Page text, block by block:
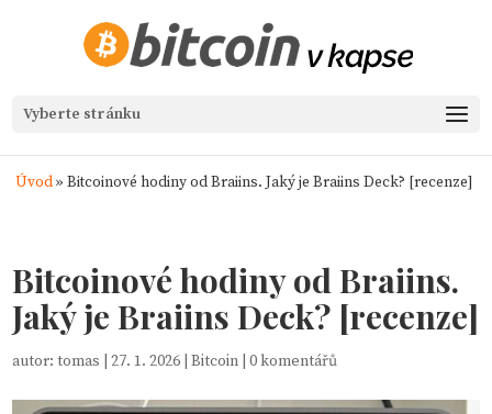
Vyberte stránku
Úvod» Bitcoinové hodiny od Braiins. Jaký je Braiins Deck? [recenze]
Bitcoinové hodiny od Braiins.
Jaký je Braiins Deck? [recenze]
autor:tomas |27. 1. 2026 |Bitcoin |0 komentářů